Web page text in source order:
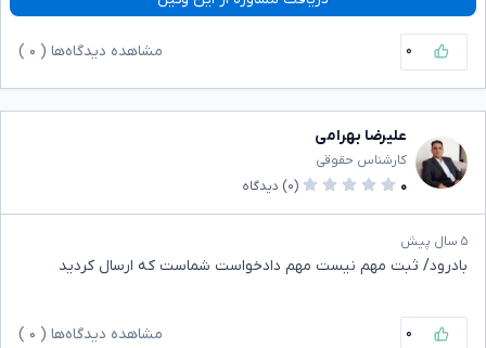
۰ مشاهده دیدگاه‌ها ( ۰
علیرضا بهرامی
کارشناس حقوقی
۰
(۰) دیدگاه
۵ سال پیش
بادرود/ ثبت مهم نیست مهم دادخواست شماست که ارسال کردید
۰ مشاهده دیدگاه‌ها ( ۰